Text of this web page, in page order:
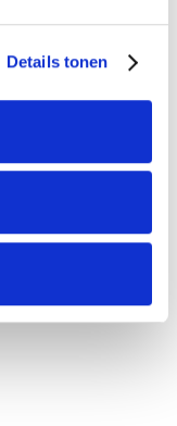
Details tonen